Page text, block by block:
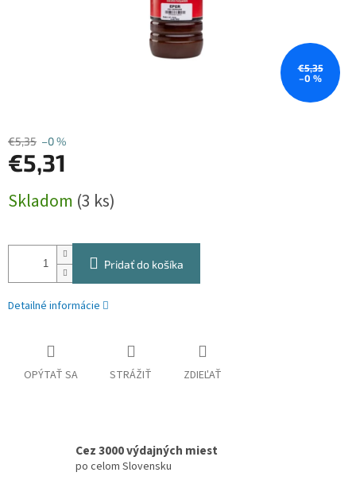
€5,35
–0 %
€5,35 –0 %
€5,31
cena:
Skladom (3 ks)
Pridať do košíka
Detailné informácie
OPÝTAŤ SA STRÁŽIŤ ZDIEĽAŤ
Cez 3000 výdajných miest
po celom Slovensku